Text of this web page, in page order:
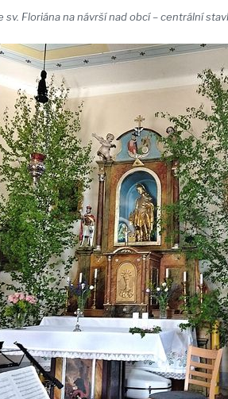
sv. Floriána na návrší nad obcí – centrální